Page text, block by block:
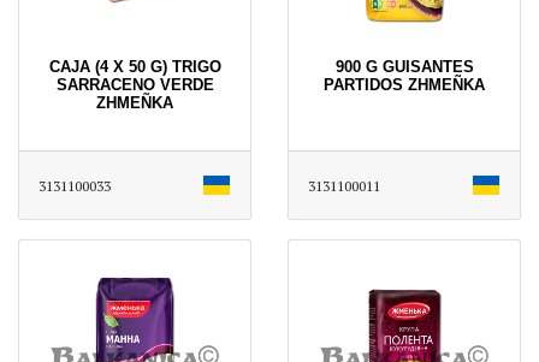
CAJA (4 X 50 G) TRIGO
SARRACENO VERDE
ZHMEÑKA
3131100033
900 G GUISANTES
PARTIDOS ZHMEÑKA
3131100011